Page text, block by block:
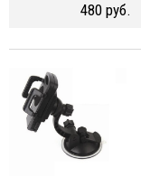
480 руб.